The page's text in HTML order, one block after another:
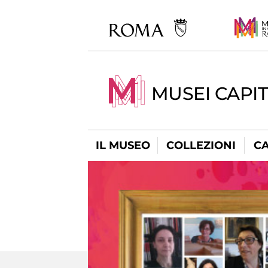
MUSEI
IL MUSEO COLLEZIONI